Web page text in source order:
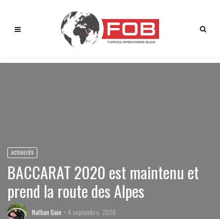
ACTUALITÉS
BACCARAT 2020 est maintenu et
prend la route des Alpes
Nathan Gain 4 septembre, 2020